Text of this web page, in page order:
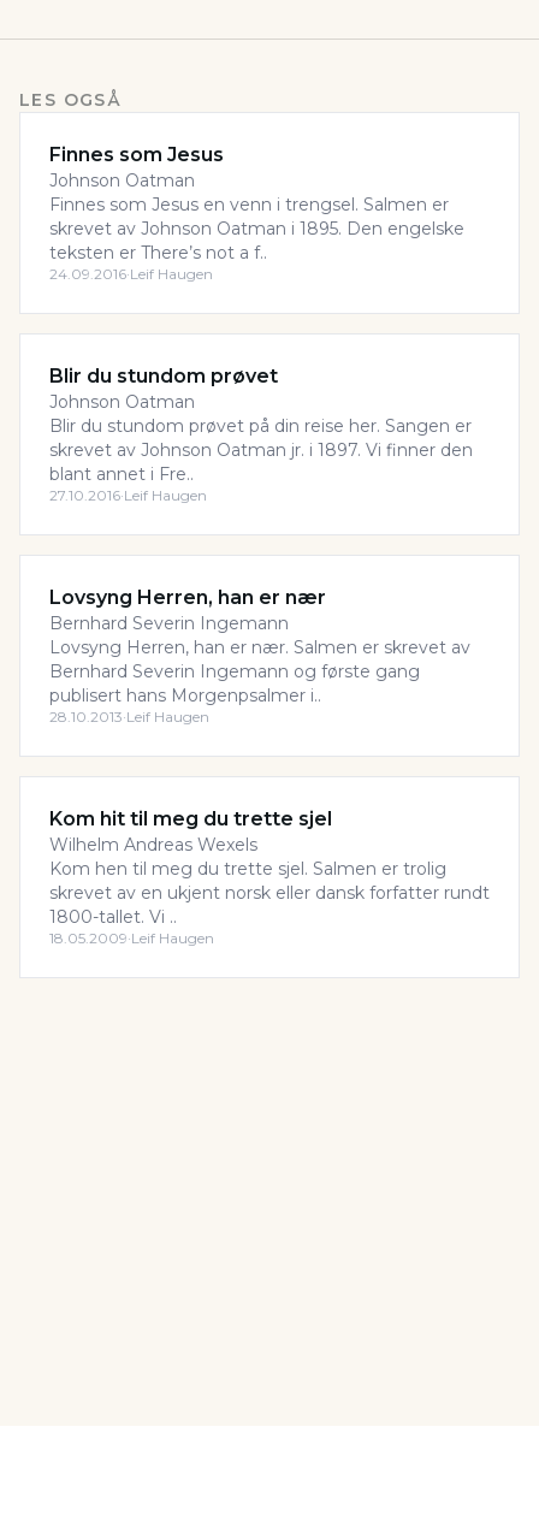
LES OGSÅ
Finnes som Jesus
Johnson Oatman
Finnes som Jesus en venn i trengsel. Salmen er
skrevet av Johnson Oatman i 1895. Den engelske
teksten er There’s not a f..
24.09.2016·Leif Haugen
Blir du stundom prøvet
Johnson Oatman
Blir du stundom prøvet på din reise her. Sangen er
skrevet av Johnson Oatman jr. i 1897. Vi finner den
blant annet i Fre..
27.10.2016·Leif Haugen
Lovsyng Herren, han er nær
Bernhard Severin Ingemann
Lovsyng Herren, han er nær. Salmen er skrevet av
Bernhard Severin Ingemann og første gang
publisert hans Morgenpsalmer i..
28.10.2013·Leif Haugen
Kom hit til meg du trette sjel
Wilhelm Andreas Wexels
Kom hen til meg du trette sjel. Salmen er trolig
skrevet av en ukjent norsk eller dansk forfatter rundt
1800-tallet. Vi ..
18.05.2009·Leif Haugen